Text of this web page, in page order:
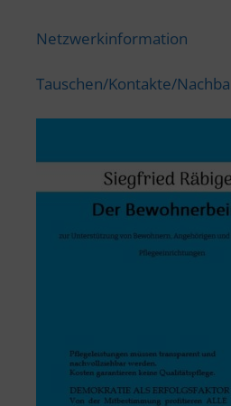
Netzwerkinformation
Tauschen/Kontakte/